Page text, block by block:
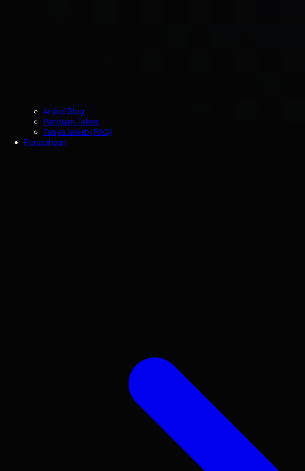
Artikel Blog
Panduan Teknis
Tanya Jawab (FAQ)
Perusahaan